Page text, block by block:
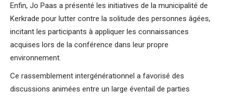
Enfin, Jo Paas a présenté les initiatives de la municipalité de
Kerkrade pour lutter contre la solitude des personnes âgées,
incitant les participants à appliquer les connaissances
acquises lors de la conférence dans leur propre
environnement.
Ce rassemblement intergénérationnel a favorisé des
discussions animées entre un large éventail de parties